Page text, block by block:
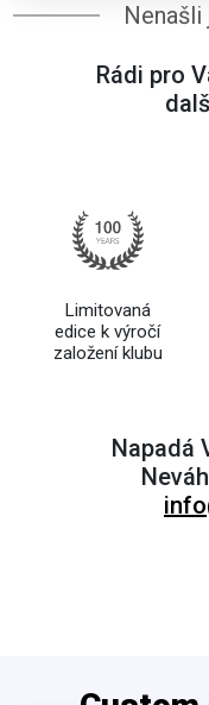
Rádi pro
Limitovaná
edice k výročí
založení klubu
Napadá